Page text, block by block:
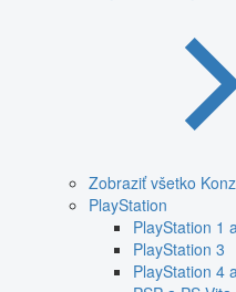
Zobraziť všetko
PlayStation
PlayStation 1
PlayStation 3
PlayStation 4